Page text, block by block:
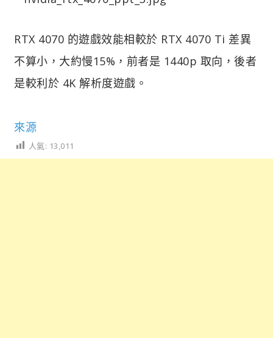
RTX 4070 的遊戲效能相較於 RTX 4070 Ti 差異
不算小，大約慢15%，前者是 1440p 取向，後者
是較利於 4K 解析度遊戲。
來源
人氣: 13,011